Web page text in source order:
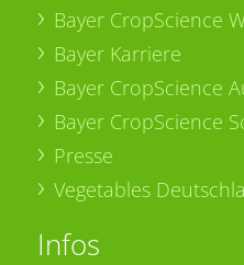
Bayer CropScience
Bayer Karriere
Bayer CropScience
Bayer CropScience
Presse
Vegetables
Infos